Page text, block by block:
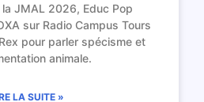
la JMAL 2026, Educ Pop
sur Radio Campus Tours
pour parler spécisme et
animale.
LA SUITE »